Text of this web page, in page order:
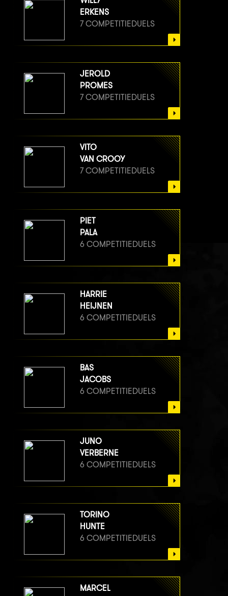
ERKENS
7 COMPETITIEDUELS
JEROLD
PROMES
7 COMPETITIEDUELS
VITO
VAN CROOY
7 COMPETITIEDUELS
PIET
PALA
6 COMPETITIEDUELS
HARRIE
HEIJNEN
6 COMPETITIEDUELS
BAS
JACOBS
6 COMPETITIEDUELS
JUNO
VERBERNE
6 COMPETITIEDUELS
TORINO
HUNTE
6 COMPETITIEDUELS
MARCEL